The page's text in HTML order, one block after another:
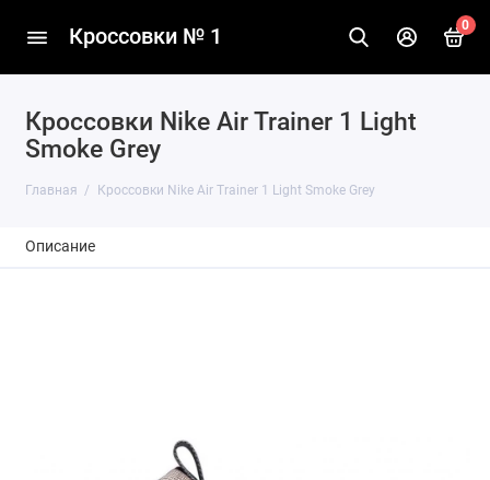
Кроссовки № 1 0
Кроссовки Nike Air Trainer 1 Light
Smoke Grey
Главная Кроссовки Nike Air Trainer 1 Light Smoke Grey
Описание